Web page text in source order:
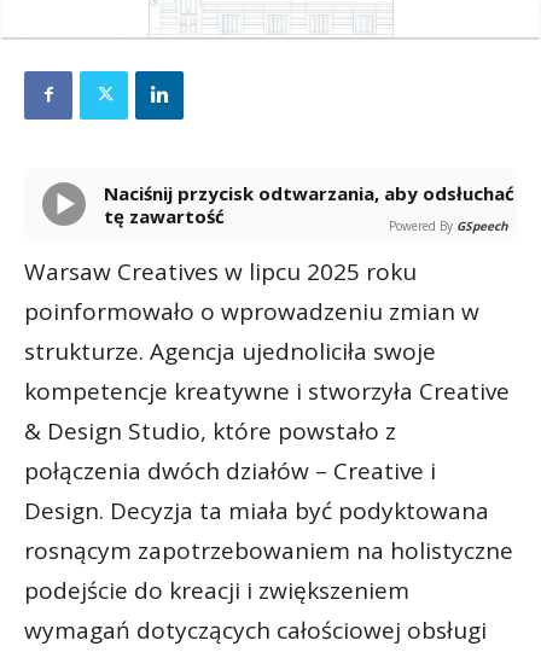
Naciśnij przycisk odtwarzania, aby odsłuchać
tę zawartość
Powered By GSpeech
Warsaw Creatives w lipcu 2025 roku
poinformowało o wprowadzeniu zmian w
strukturze. Agencja ujednoliciła swoje
kompetencje kreatywne i stworzyła Creative
& Design Studio, które powstało z
połączenia dwóch działów – Creative i
Design. Decyzja ta miała być podyktowana
rosnącym zapotrzebowaniem na holistyczne
podejście do kreacji i zwiększeniem
wymagań dotyczących całościowej obsługi